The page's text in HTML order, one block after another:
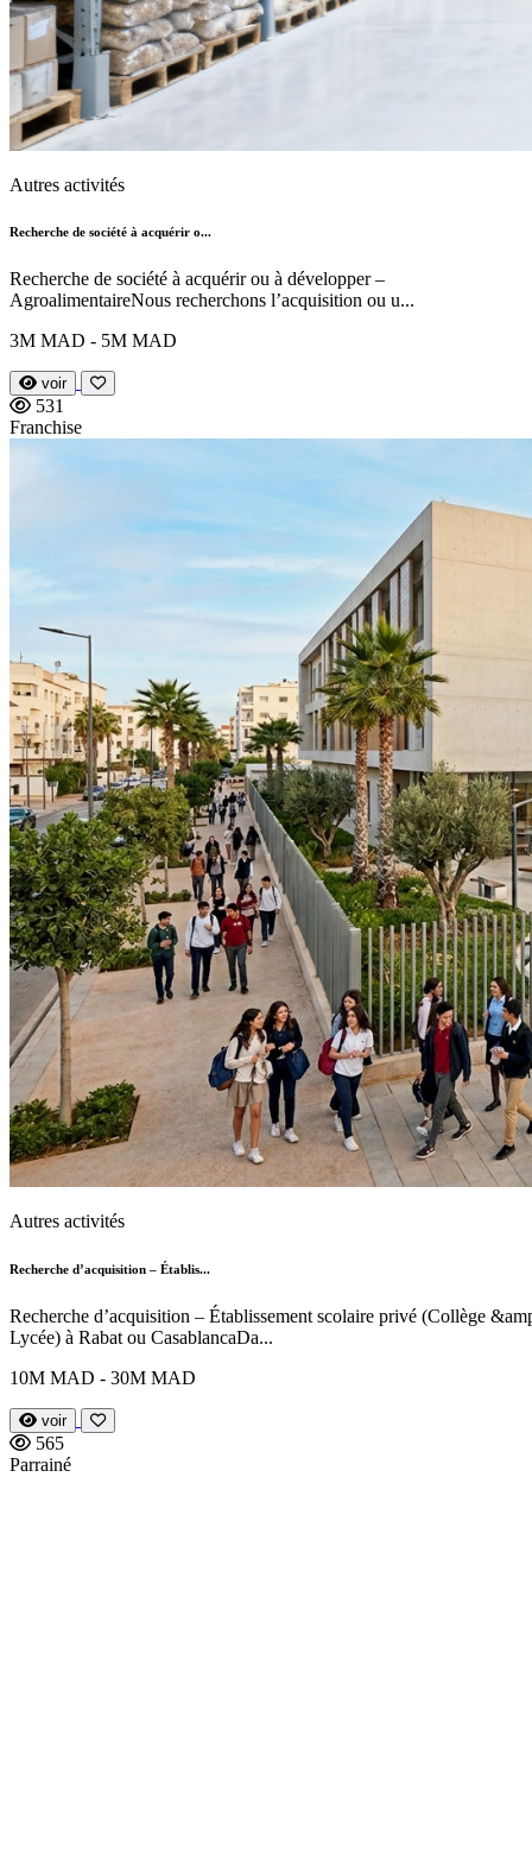
Autres activités
Recherche de société à acquérir o...
Recherche de société à acquérir ou à développer –
AgroalimentaireNous recherchons l’acquisition ou u...
3M MAD - 5M MAD
voir
531
Franchise
Autres activités
Recherche d’acquisition – Établis...
Recherche d’acquisition – Établissement scolaire privé (Collège
Lycée) à Rabat ou CasablancaDa...
10M MAD - 30M MAD
voir
565
Parrainé